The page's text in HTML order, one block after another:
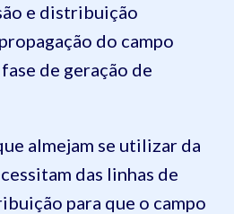
e distribuição
do campo
de geração de
almejam se utilizar da
das linhas de
para que o campo